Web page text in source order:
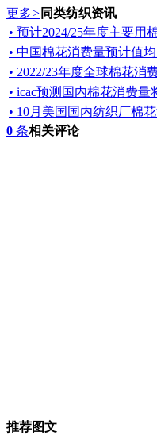
更多> 同类纺织资讯
• 预计2024/25年度主要用
• 中国棉花消费量预计值
• 2022/23年度全球棉花消
• icac预测国内棉花消费量
• 10月美国国内纺织厂棉
0 条相关评论
推荐图文